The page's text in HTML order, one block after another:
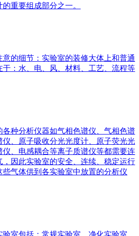
重要组成部分之一。
的细节：实验室的装修大体上和普通
于：水、电、风、材料、工艺、流程等
各种分析仪器如气相色谱仪、气相色谱
仪、原子吸收分光光度计、原子荧光光
仪、电感耦合等离子质谱仪等都需要连
因此实验室的安全、连续、稳定运行
气体供到各实验室中放置的分析仪
室包括：常规实验室、净化实验室、